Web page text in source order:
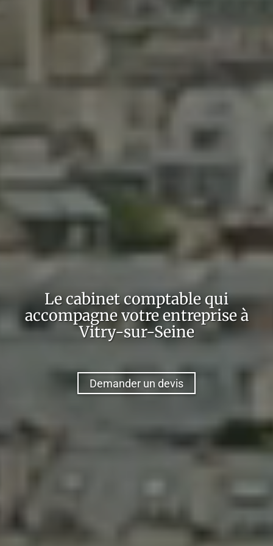
Le cabinet comptable qui
accompagne votre entreprise à
Vitry-sur-Seine
Demander un devis